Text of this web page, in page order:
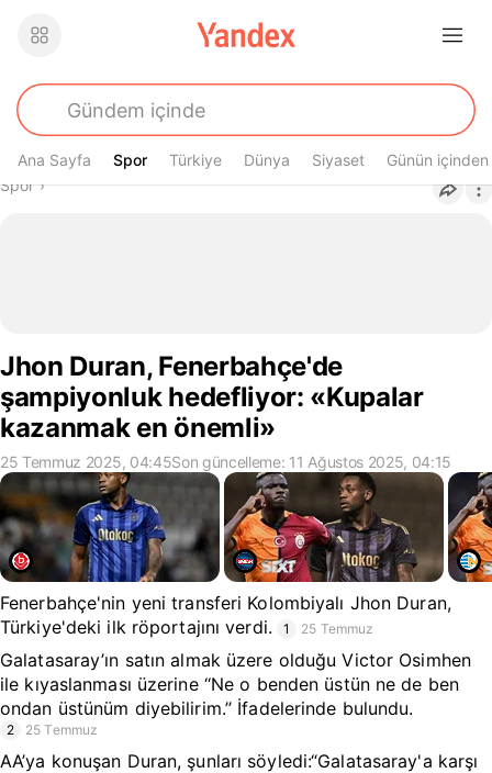
Ana Sayfa Spor
Spor Türkiye Dünya Siyaset Günün içinden
Buradasın
Spor›
Jhon Duran, Fenerbahçe'de
şampiyonluk hedefliyor: «Kupalar
kazanmak en önemli»
25 Temmuz 2025, 04:45Son güncelleme: 11 Ağustos 2025, 04:15
Fenerbahçe'nin yeni transferi Kolombiyalı Jhon Duran,
Türkiye'deki ilk röportajını verdi.
1 25 Temmuz
Galatasaray’ın satın almak üzere olduğu Victor Osimhen
ile kıyaslanması üzerine ‘‘Ne o benden üstün ne de ben
ondan üstünüm diyebilirim.’’ İfadelerinde bulundu.
2 25 Temmuz
AA’ya konuşan Duran, şunları söyledi:“Galatasaray'a karşı